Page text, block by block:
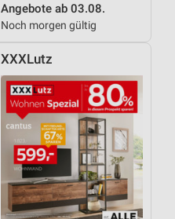
Angebote ab 03.08.
Noch morgen gültig
XXXLutz